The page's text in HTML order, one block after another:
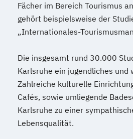
Fächer im Bereich Tourismus
gehört beispielsweise der
„Internationales-
Die insgesamt rund 30.000
Karlsruhe ein jugendliches und
Zahlreiche kulturelle
Cafés, sowie umliegende
Karlsruhe zu einer
Lebensqualität.